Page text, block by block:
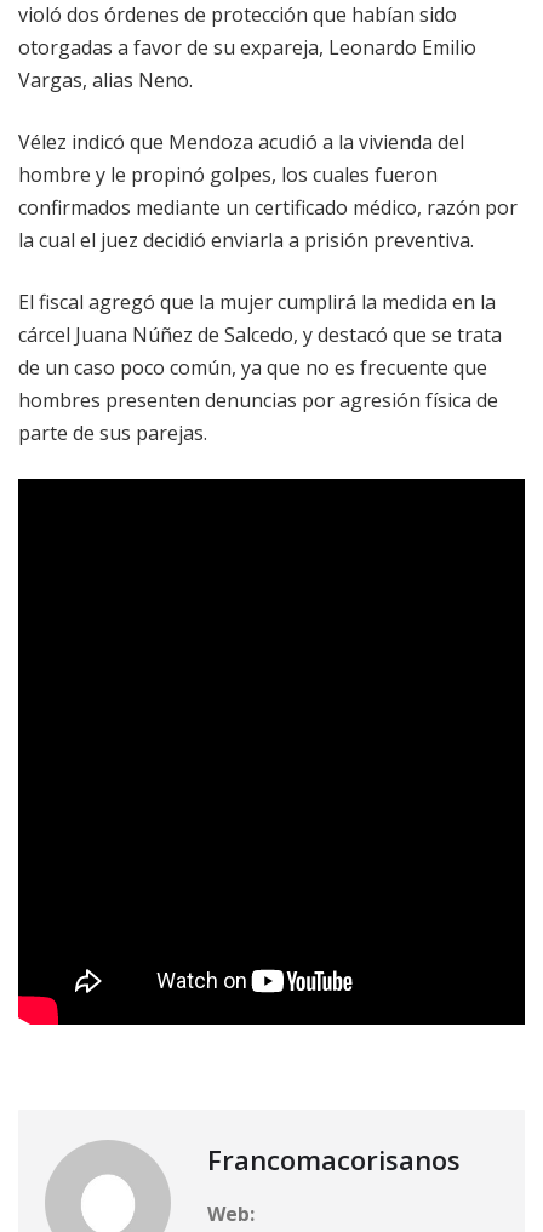
violó dos órdenes de protección que habían sido
otorgadas a favor de su expareja, Leonardo Emilio
Vargas, alias Neno.
Vélez indicó que Mendoza acudió a la vivienda del
hombre y le propinó golpes, los cuales fueron
confirmados mediante un certificado médico, razón por
la cual el juez decidió enviarla a prisión preventiva.
El fiscal agregó que la mujer cumplirá la medida en la
cárcel Juana Núñez de Salcedo, y destacó que se trata
de un caso poco común, ya que no es frecuente que
hombres presenten denuncias por agresión física de
parte de sus parejas.
Francomacorisanos
Web: